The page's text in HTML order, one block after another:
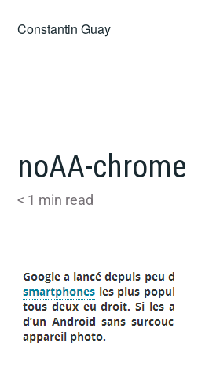
Constantin Guay
noAA-chrome
< 1 min read